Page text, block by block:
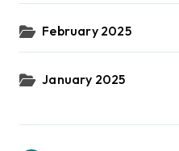
February 2025
January 2025